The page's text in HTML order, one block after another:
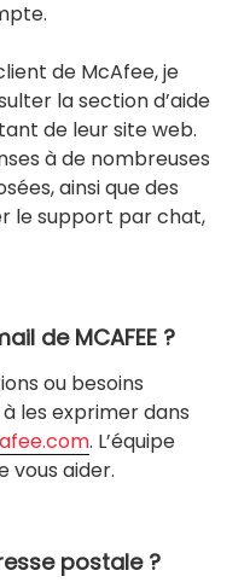
de McAfee, je
la section d’aide
de leur site web.
à de nombreuses
ainsi que des
le support par chat,
de MCAFEE ?
ou besoins
à les exprimer dans
. L’équipe
vous aider.
postale ?